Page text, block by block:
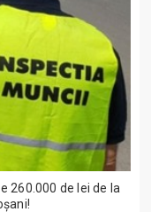
260.000 de lei de la